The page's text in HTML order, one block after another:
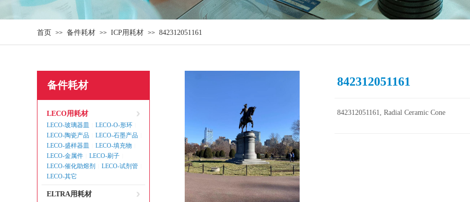
首页 >> 备件耗材 >> ICP用耗材 >> 842312051161
842312051161
842312051161, Radial Ceramic Cone
备件耗材
LECO用耗材
LECO-玻璃器皿 LECO-O-形环
LECO-陶瓷产品 LECO-石墨产品
LECO-盛样器皿 LECO-填充物
LECO-金属件 LECO-刷子
LECO-催化助熔剂 LECO-试剂管
LECO-其它
ELTRA用耗材